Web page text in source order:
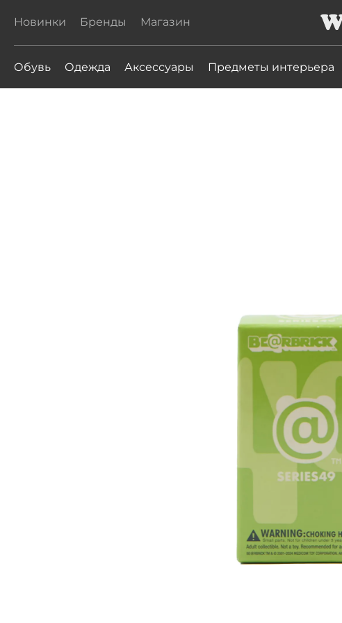
Новинки Бренды Магазин
Обувь Одежда Аксессуары Предметы интерьера